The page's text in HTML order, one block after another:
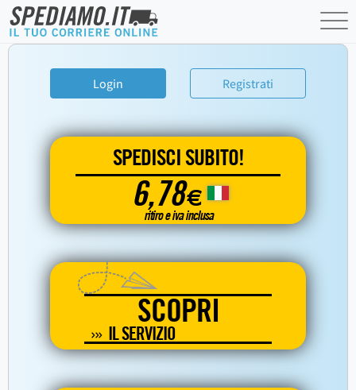
Login Registrati
SPEDISCI SUBITO!
6,78€
ritiro e iva inclusa
SCOPRI
IL SERVIZIO